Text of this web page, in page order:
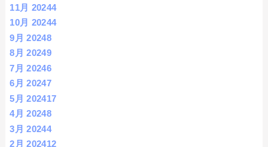
11月 20244
10月 20244
9月 20248
8月 20249
7月 20246
6月 20247
5月 202417
4月 20248
3月 20244
2月 202412